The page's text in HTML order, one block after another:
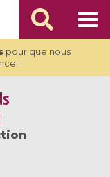
pour que nous
!